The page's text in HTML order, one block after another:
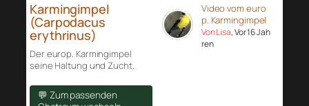
Karmingimpel
(Carpodacus
erythrinus)
Der europ. Karmingimpel
seine Haltung und Zucht.
💬 Zum passenden
Video vom euro
p. Karmingimpel
Von Lisa, Vor 16 Jah
ren